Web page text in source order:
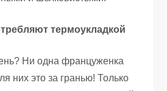
термоукладкой
Ни одна француженка
них это за гранью! Только